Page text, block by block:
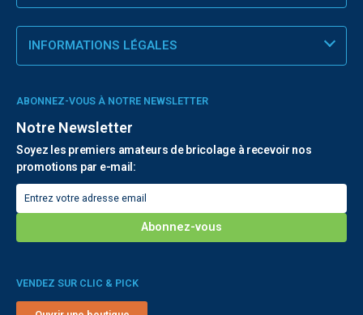
INFORMATIONS LÉGALES
ABONNEZ-VOUS À NOTRE NEWSLETTER
Notre Newsletter
Soyez les premiers amateurs de bricolage à recevoir nos
promotions par e-mail:
VENDEZ SUR CLIC & PICK